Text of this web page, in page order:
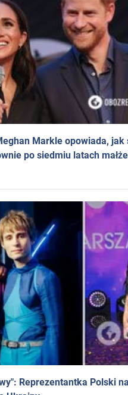
Markle opowiada, jak
po siedmiu latach
Reprezentantka Polski